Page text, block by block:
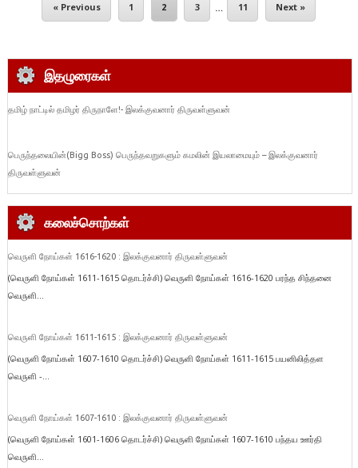
« Previous 1 2 3 … 11 Next »
இதழுரைகள்
தமிழ் நாட்டில் தமிழர் திருநாளே!- இலக்குவனார் திருவள்ளுவன்
பெருந்தலையின்(Bigg Boss) பெருந்தவறுகளும் கமலின் இயலாமையும் – இலக்குவனார்
திருவள்ளுவன்
கலைச்சொற்கள்
வெருளி நோய்கள் 1616-1620 : இலக்குவனார் திருவள்ளுவன்
(வெருளி நோய்கள் 1611-1615 தொடர்ச்சி) வெருளி நோய்கள் 1616-1620 பரந்த சிந்தனை
வெருளி...
வெருளி நோய்கள் 1611-1615 : இலக்குவனார் திருவள்ளுவன்
(வெருளி நோய்கள் 1607-1610 தொடர்ச்சி) வெருளி நோய்கள் 1611-1615 பயனிலித்தள
வெருளி -...
வெருளி நோய்கள் 1607-1610 : இலக்குவனார் திருவள்ளுவன்
(வெருளி நோய்கள் 1601-1606 தொடர்ச்சி) வெருளி நோய்கள் 1607-1610 பந்தய ஊர்தி
வெருளி...